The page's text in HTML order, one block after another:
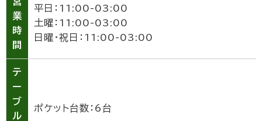
業
時
間
平日：11:00-03:00
土曜：11:00-03:00
日曜・祝日：11:00-03:00
テ
ー
ブ
ル
ポケット台数：6台